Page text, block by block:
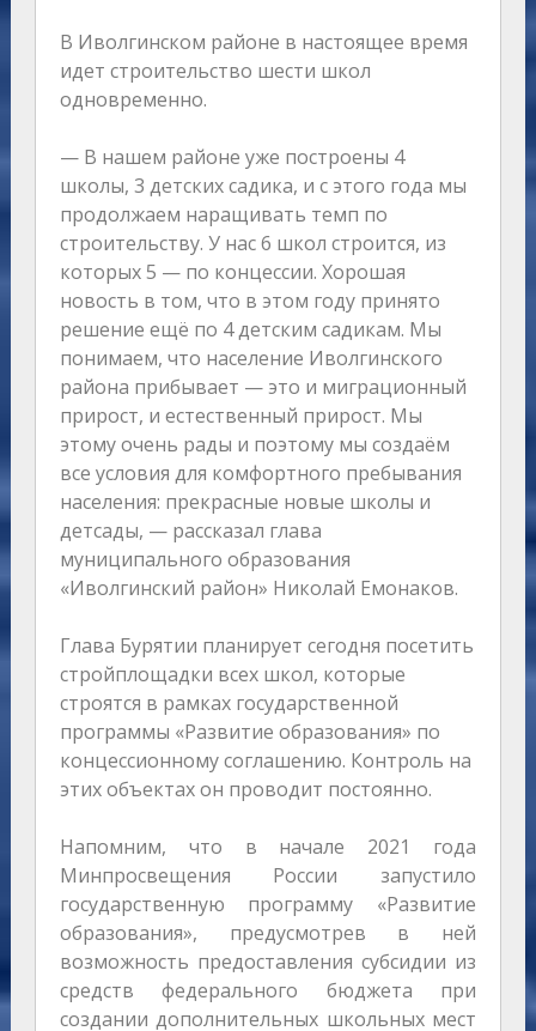
В Иволгинском районе в настоящее время
идет строительство шести школ
одновременно.
— В нашем районе уже построены 4
школы, 3 детских садика, и с этого года мы
продолжаем наращивать темп по
строительству. У нас 6 школ строится, из
которых 5 — по концессии. Хорошая
новость в том, что в этом году принято
решение ещё по 4 детским садикам. Мы
понимаем, что население Иволгинского
района прибывает — это и миграционный
прирост, и естественный прирост. Мы
этому очень рады и поэтому мы создаём
все условия для комфортного пребывания
населения: прекрасные новые школы и
детсады, — рассказал глава
муниципального образования
«Иволгинский район» Николай Емонаков.
Глава Бурятии планирует сегодня посетить
стройплощадки всех школ, которые
строятся в рамках государственной
программы «Развитие образования» по
концессионному соглашению. Контроль на
этих объектах он проводит постоянно.
Напомним, что в начале 2021 года
Минпросвещения России запустило
государственную программу «Развитие
образования», предусмотрев в ней
возможность предоставления субсидии из
средств федерального бюджета при
создании дополнительных школьных мест